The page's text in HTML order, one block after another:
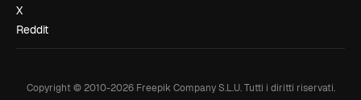
X
Reddit
Copyright © 2010-2026Freepik Company S.L.U. Tutti i diritti riservati.